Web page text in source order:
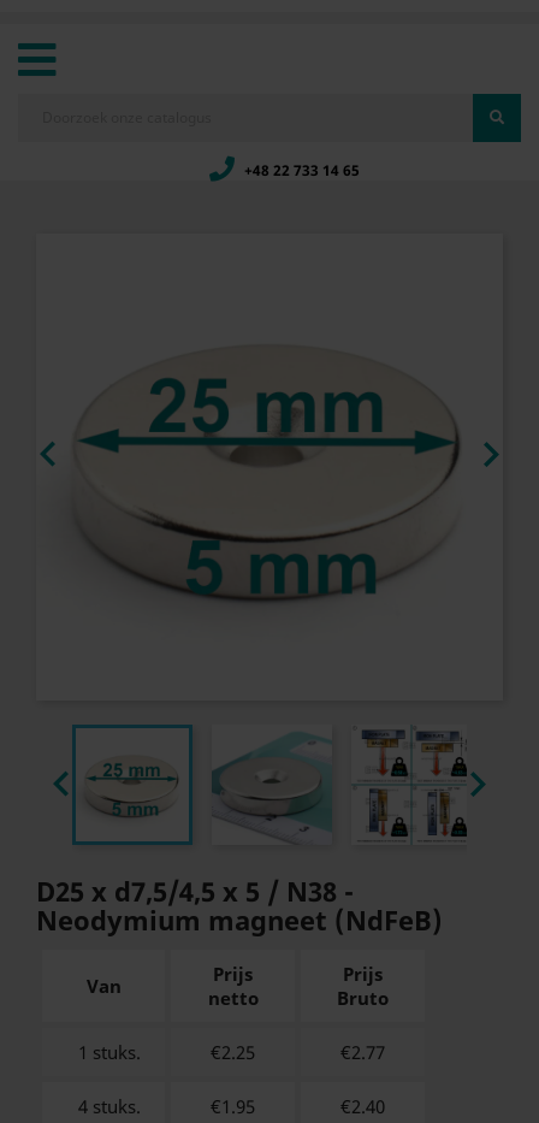
+48 22 733 14 65
 
 
D25 x d7,5/4,5 x 5 / N38 -
Neodymium magneet (NdFeB)
Van
Prijs
netto
Prijs
Bruto
1 stuks. €2.25 €2.77
4 stuks. €1.95 €2.40